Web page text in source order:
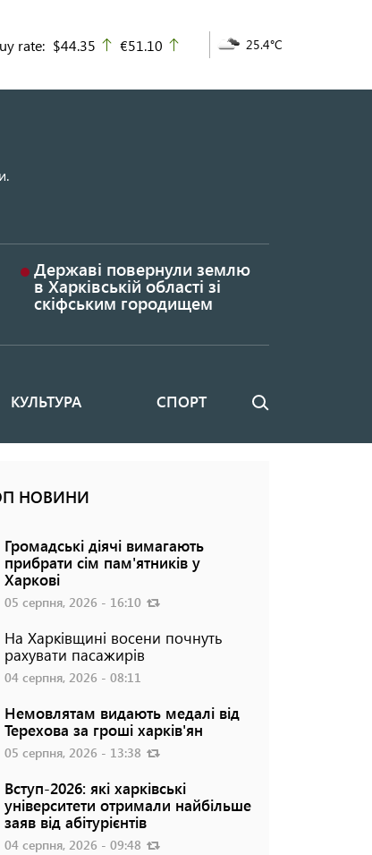
rate: $44.35 up
€51.10 25.4°C
Державі повернули землю
в Харківській області зі
скіфським городищем
КУЛЬТУРА СПОРТ Пошук
НОВИНИ
Громадські діячі вимагають
прибрати сім пам'ятників у
Харкові
05 серпня, 2026 - 16:10
На Харківщині восени почнуть
рахувати пасажирів
04 серпня, 2026 - 08:11
Немовлятам видають медалі від
Терехова за гроші харків'ян
05 серпня, 2026 - 13:38
Вступ-2026: які харківські
університети отримали найбільше
заяв від абітурієнтів
04 серпня, 2026 - 09:48